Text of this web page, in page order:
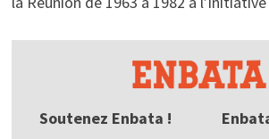
Soutenez Enbata !